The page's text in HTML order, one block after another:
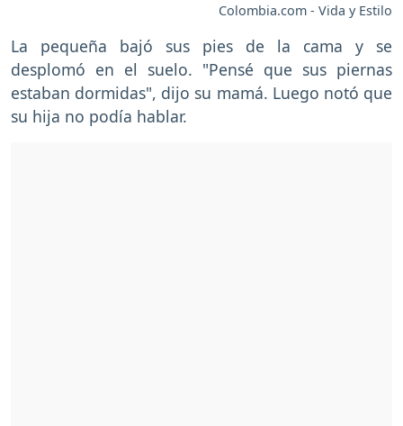
Colombia.com - Vida y Estilo
La pequeña bajó sus pies de la cama y se
desplomó en el suelo. "Pensé que sus piernas
estaban dormidas", dijo su mamá. Luego notó que
su hija no podía hablar.